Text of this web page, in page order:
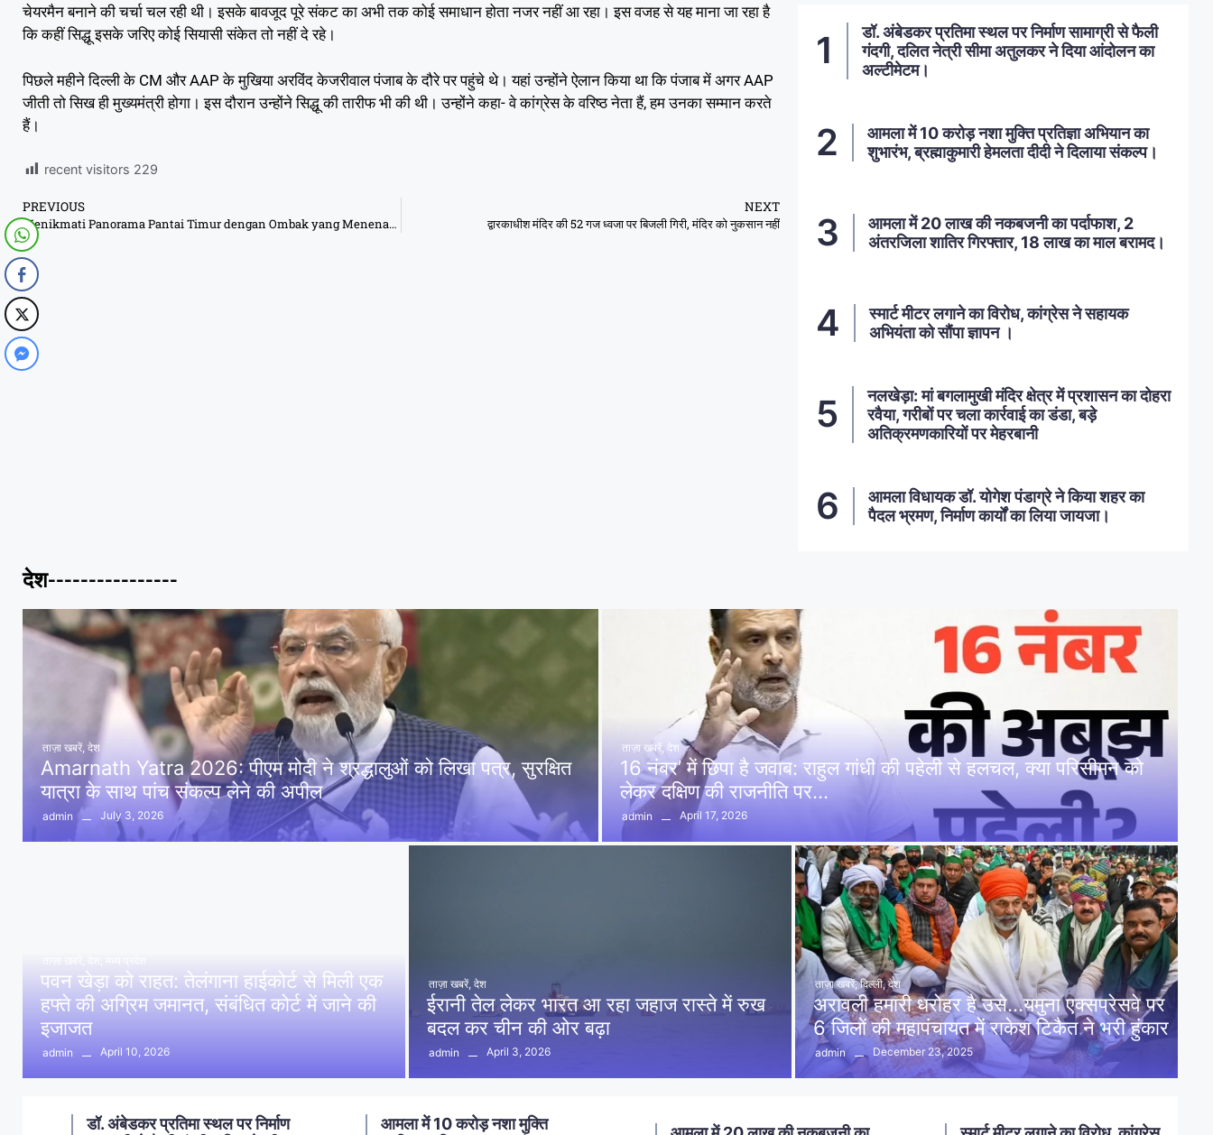
चेयरमैन बनाने की चर्चा चल रही थी। इसके बावजूद पूरे संकट का अभी तक कोई समाधान होता नजर नहीं आ रहा। इस वजह से यह माना जा रहा है
कि कहीं सिद्धू इसके जरिए कोई सियासी संकेत तो नहीं दे रहे।
पिछले महीने दिल्ली के CM और AAP के मुखिया अरविंद केजरीवाल पंजाब के दौरे पर पहुंचे थे। यहां उन्होंने ऐलान किया था कि पंजाब में अगर AAP
जीती तो सिख ही मुख्यमंत्री होगा। इस दौरान उन्होंने सिद्धू की तारीफ भी की थी। उन्होंने कहा- वे कांग्रेस के वरिष्ठ नेता हैं, हम उनका सम्मान करते
हैं।
recent visitors 229
PREVIOUS
Menikmati Panorama Pantai Timur dengan Ombak yang Menenangkan
NEXT
द्वारकाधीश मंदिर की 52 गज ध्वजा पर बिजली गिरी, मंदिर को नुकसान नहीं
डॉ. अंबेडकर प्रतिमा स्थल पर निर्माण सामाग्री से फैली
गंदगी, दलित नेत्री सीमा अतुलकर ने दिया आंदोलन का
अल्टीमेटम।
आमला में 10 करोड़ नशा मुक्ति प्रतिज्ञा अभियान का
शुभारंभ, ब्रह्माकुमारी हेमलता दीदी ने दिलाया संकल्प।
आमला में 20 लाख की नकबजनी का पर्दाफाश, 2
अंतरजिला शातिर गिरफ्तार, 18 लाख का माल बरामद।
स्मार्ट मीटर लगाने का विरोध, कांग्रेस ने सहायक
अभियंता को सौंपा ज्ञापन ।
नलखेड़ा: मां बगलामुखी मंदिर क्षेत्र में प्रशासन का दोहरा
रवैया, गरीबों पर चला कार्रवाई का डंडा, बड़े
अतिक्रमणकारियों पर मेहरबानी
आमला विधायक डॉ. योगेश पंडाग्रे ने किया शहर का
पैदल भ्रमण, निर्माण कार्यों का लिया जायजा।
देश----------------
ताज़ा खबरें देश
Amarnath Yatra 2026: पीएम मोदी ने श्रद्धालुओं को लिखा पत्र, सुरक्षित
यात्रा के साथ पांच संकल्प लेने की अपील
admin July 3, 2026
ताज़ा खबरें देश
16 नंबर’ में छिपा है जवाब: राहुल गांधी की पहेली से हलचल, क्या परिसीमन को
लेकर दक्षिण की राजनीति पर…
admin April 17, 2026
पवन खेड़ा को राहत: तेलंगाना हाईकोर्ट से मिली एक
हफ्ते की अग्रिम जमानत, संबंधित कोर्ट में जाने की
इजाजत
admin April 10, 2026
ताज़ा खबरें, देश
ईरानी तेल लेकर भारत आ रहा जहाज रास्ते में रुख
बदल कर चीन की ओर बढ़ा
admin April 3, 2026
ताज़ा खबरें, दिल्ली, देश
अरावली हमारी धरोहर है उसे…यमुना एक्सप्रेसवे पर
6 जिलों की महापंचायत में राकेश टिकैत ने भरी हुंकार
admin December 23, 2025
आमला में 10 करोड़ नशा मुक्ति
नलखेड़ा: मां बगलामुखी मंदिर क्षेत्र में